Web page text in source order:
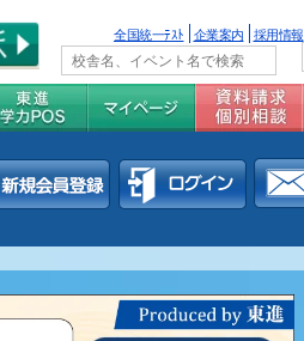
全国統一ﾃｽﾄ 企業案内 採用情報